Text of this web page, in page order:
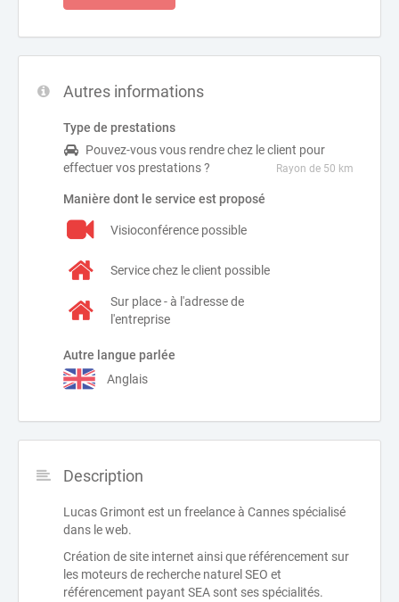
Autres informations
Type de prestations
Pouvez-vous vous rendre chez le client pour
effectuer vos prestations ?
Rayon de 50 km
Manière dont le service est proposé
Visioconférence possible
Service chez le client possible
Sur place - à l'adresse de
l'entreprise
Autre langue parlée
Anglais
Description
Lucas Grimont est un freelance à Cannes spécialisé
dans le web.
Création de site internet ainsi que référencement sur
les moteurs de recherche naturel SEO et
référencement payant SEA sont ses spécialités.